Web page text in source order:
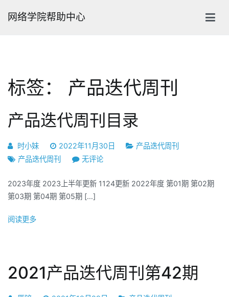
网络学院帮助中心
标签： 产品迭代周刊
产品迭代周刊目录
时小妹 2022年11月30日
产品迭代周刊
产品迭代周刊
产
迭
代
无评论
2023年度 2023上半年更新 1124更新 2022年度 第01期 第02期
第03期 第04期 第05期 […]
阅读更多
2021产品迭代周刊第42期